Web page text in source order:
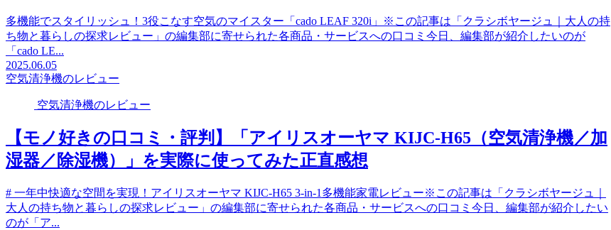
多機能でスタイリッシュ！3役こなす空気のマイスター「cado LEAF 320i」※この記事は「クラシボヤージュ｜大人の持
ち物と暮らしの探求レビュー」の編集部に寄せられた各商品・サービスへの口コミ今日、編集部が紹介したいのが
「cado LE...
2025.06.05
空気清浄機のレビュー
空気清浄機のレビュー
【モノ好きの口コミ・評判】「アイリスオーヤマ KIJC-H65（空気清浄機／加
湿器／除湿機）」を実際に使ってみた正直感想
# 一年中快適な空間を実現！アイリスオーヤマ KIJC-H65 3-in-1多機能家電レビュー※この記事は「クラシボヤージュ｜
大人の持ち物と暮らしの探求レビュー」の編集部に寄せられた各商品・サービスへの口コミ今日、編集部が紹介したい
のが「ア...